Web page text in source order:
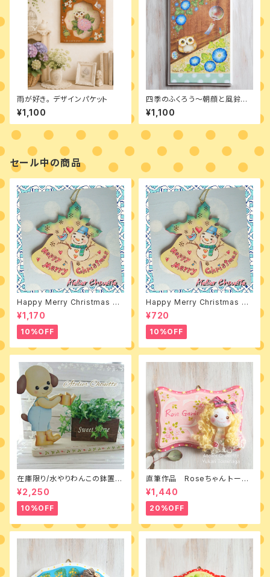
雨が好き。 デザインパケット
¥1,100
四季のふくろう～朝顔と風鈴
デザインパケット
¥1,100
セール中の商品
Happy Merry Christmas 素
材付きキット
¥1,170
10%OFF
Happy Merry Christmas デ
ザインパケット
¥720
10%OFF
在庫限り/水やりわんこの鉢置き
台 素材付きキット
¥2,250
10%OFF
直筆作品 Roseちゃん トール
ペイントとカントリードールのミ
ニボード
¥1,440
20%OFF